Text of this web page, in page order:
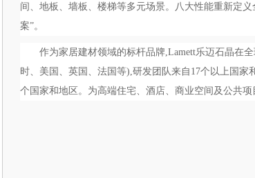
间、地板、墙板、楼梯等多元场景。八大性能重新定
案”。
作为家居建材领域的标杆品牌,Lamett乐迈石晶在
时、美国、英国、法国等),研发团队来自17个以上国家
个国家和地区。为高端住宅、酒店、商业空间及公共项